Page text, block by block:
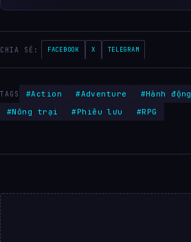
CHIA SẺ: FACEBOOK X TELEGRAM
TAGS #Action #Adventure #Hành động
#Nông trại
#Phiêu lưu #RPG